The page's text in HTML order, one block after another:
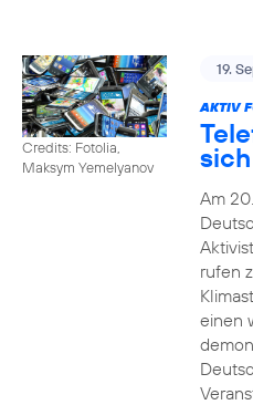
Credits: Fotolia,
Maksym Yemelyanov
19.
AKTIV
Am
rufen
einen